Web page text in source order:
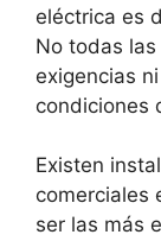
eléctrica es
No todas
exigencias
condiciones
Existen
comerciales
ser las más